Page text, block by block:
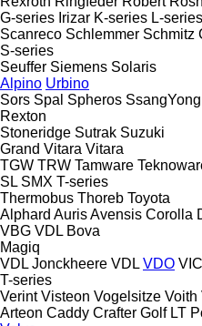
G-series Irizar K-series L-series
Scanreco Schlemmer Schmitz
S-series
Seuffer Siemens Solaris
Alpino Urbino
Sors Spal Spheros SsangYong
Rexton
Stoneridge Sutrak Suzuki
Grand Vitara Vitara
TGW TRW Tamware
SL SMX T-series
Thermobus Thoreb Toyota
Alphard AurisAvensis Corolla
VBG VDL Bova
Magiq
VDL Jonckheere VDL VDO VIC
T-series
Verint Visteon Vogelsitze Voith
Arteon Caddy Crafter Golf LT